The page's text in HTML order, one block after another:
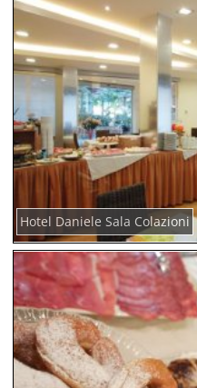
Hotel Daniele Sala Colazioni